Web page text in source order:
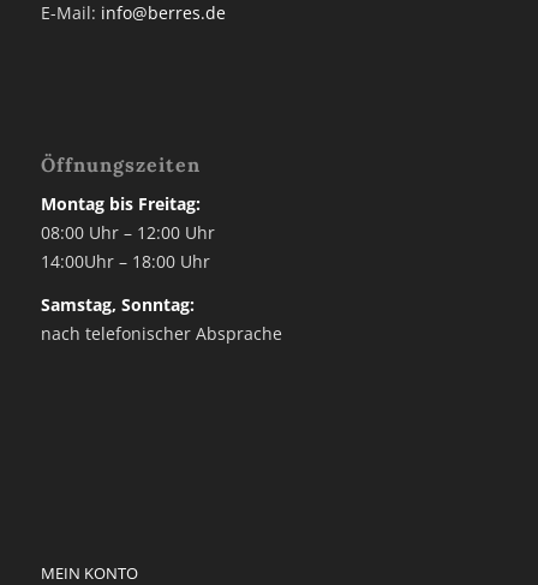
E-Mail: info@berres.de
Öffnungszeiten
Montag bis Freitag:
08:00 Uhr – 12:00 Uhr
14:00Uhr – 18:00 Uhr
Samstag, Sonntag:
nach telefonischer Absprache
MEIN KONTO